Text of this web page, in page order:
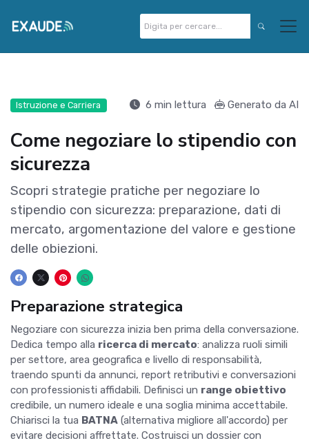
Istruzione e Carriera 6 min lettura Generato da AI
Come negoziare lo stipendio con
sicurezza
Scopri strategie pratiche per negoziare lo
stipendio con sicurezza: preparazione, dati di
mercato, argomentazione del valore e gestione
delle obiezioni.
Preparazione strategica
Negoziare con sicurezza inizia ben prima della conversazione.
Dedica tempo alla ricerca di mercato: analizza ruoli simili
per settore, area geografica e livello di responsabilità,
traendo spunti da annunci, report retributivi e conversazioni
con professionisti affidabili. Definisci un range obiettivo
credibile, un numero ideale e una soglia minima accettabile.
Chiarisci la tua BATNA (alternativa migliore all'accordo) per
evitare decisioni affrettate. Costruisci un dossier con